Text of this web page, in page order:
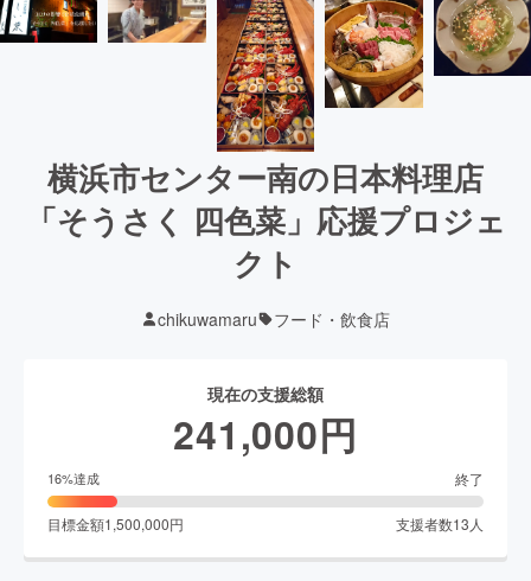
横浜市センター南の日本料理店
「そうさく 四色菜」応援プロジェ
クト
chikuwamaru フード・飲食店
現在の支援総額
241,000円
16%達成 終了
目標金額1,500,000円 支援者数13 人